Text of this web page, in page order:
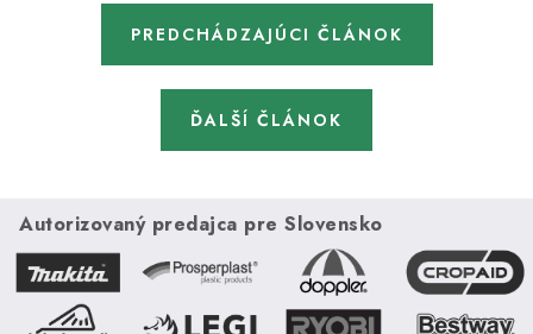
PREDCHÁDZAJÚCI ČLÁNOK
ĎALŠÍ ČLÁNOK
Autorizovaný predajca pre Slovensko